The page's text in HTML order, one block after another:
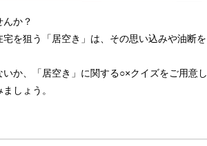
か？
を狙う「居空き」は、その思い込みや油断を
か、「居空き」に関する○×クイズをご用意し
しょう。